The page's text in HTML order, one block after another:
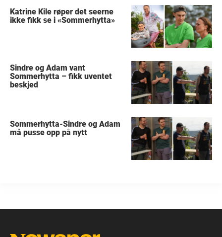
Katrine Kile røper det seerne
ikke fikk se i «Sommerhytta»
Sindre og Adam vant
Sommerhytta – fikk uventet
beskjed
Sommerhytta-Sindre og Adam
må pusse opp på nytt